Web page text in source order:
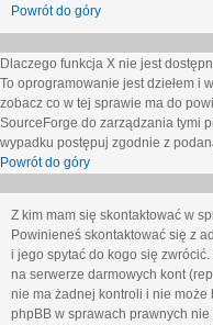
Powrót do góry
Dlaczego funkcja X nie jest
To oprogramowanie jest dziełem i
zobacz co w tej sprawie ma do
SourceForge do zarządzania tymi
wypadku postępuj zgodnie z
Powrót do góry
Z kim mam się skontaktować w
Powinieneś skontaktować się z
i jego spytać do kogo się
na serwerze darmowych kont
nie ma żadnej kontroli i nie
phpBB w sprawach prawnych